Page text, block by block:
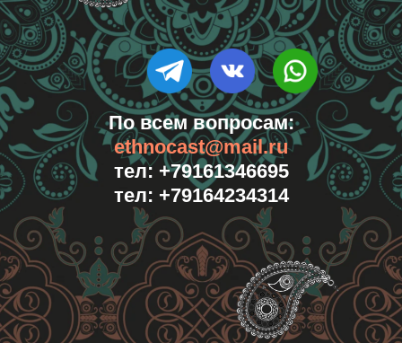
По всем вопросам:
ethnocast@mail.ru
тел: +79161346695
тел: +79164234314